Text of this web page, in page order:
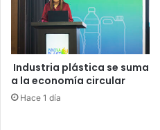
Industria plástica se suma
a la economía circular
Hace 1 día